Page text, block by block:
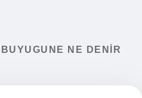
NE DENIR